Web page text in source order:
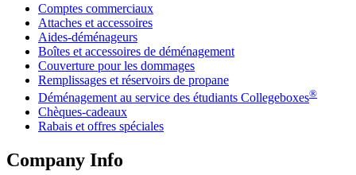
Comptes commerciaux
Attaches et accessoires
Aides-déménageurs
Boîtes et accessoires de déménagement
Couverture pour les dommages
Remplissages et réservoirs de propane
Déménagement au service des étudiants Collegeboxes®
Chèques-cadeaux
Rabais et offres spéciales
Company Info